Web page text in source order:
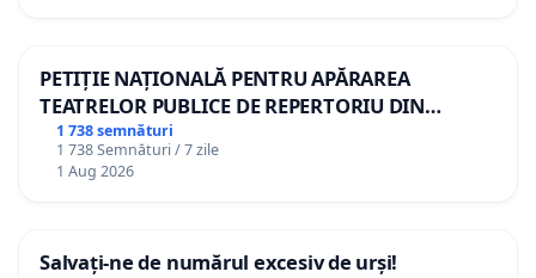
PETIȚIE NAȚIONALĂ PENTRU APĂRAREA
TEATRELOR PUBLICE DE REPERTORIU DIN
ROMÂNIA
1 738 semnături
1 738 Semnături / 7 zile
1 Aug 2026
Salvați-ne de numărul excesiv de urși!